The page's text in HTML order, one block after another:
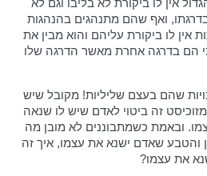
אין לו ביקורת לא בליבו וגם לא
ואף שהם מתנהגים בהנהגות
אין לו ביקורת עליהם והוא מבין את
הם בדרגה אחרת מאשר הדרגה שלו
שהם בעצם שליליות! מקובל שיש
זה ביטוי לאדם שיש לו שנאה
ובאמת כשמתבוננים לא מובן מה
והטבע שאדם ישנא את עצמו, איך זה
את עצמו?